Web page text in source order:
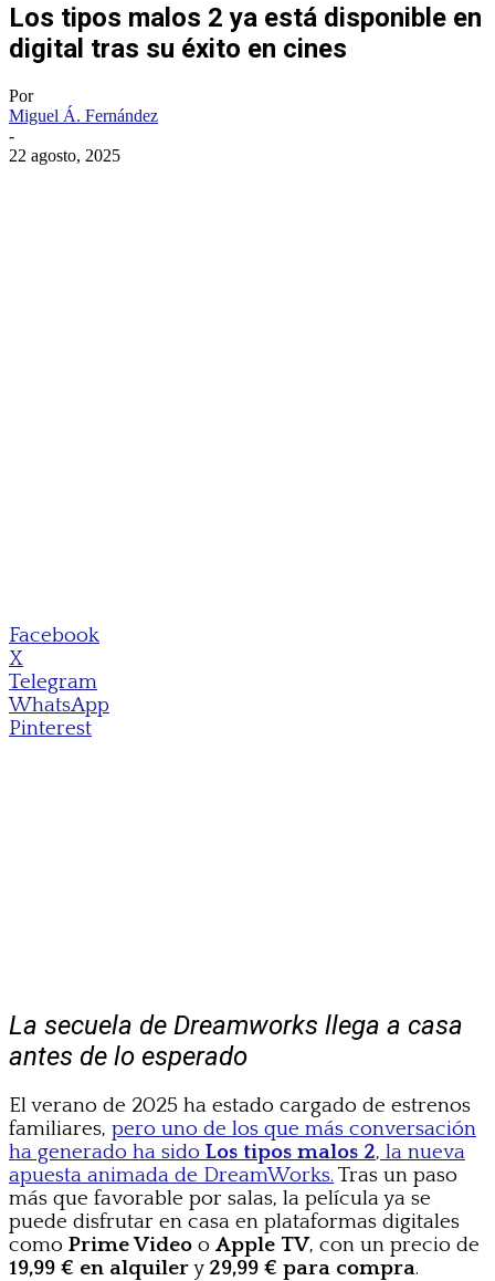
Los tipos malos 2 ya está disponible en
digital tras su éxito en cines
Por
Miguel Á. Fernández
-
22 agosto, 2025
Facebook
X
Telegram
WhatsApp
Pinterest
La secuela de Dreamworks llega a casa
antes de lo esperado
El verano de 2025 ha estado cargado de estrenos
familiares, pero uno de los que más conversación
ha generado ha sido Los tipos malos 2, la nueva
apuesta animada de DreamWorks. Tras un paso
más que favorable por salas, la película ya se
puede disfrutar en casa en plataformas digitales
como Prime Video o Apple TV, con un precio de
19,99 € en alquilery 29,99 € para compra.